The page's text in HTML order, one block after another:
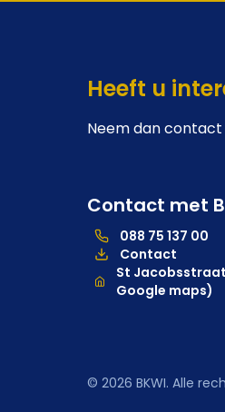
Heeft u
Neem dan
Contact met
088 75 137 00
088 75 137 00,
Contact
Locatie
St Jacobsstraat
Google maps)
© 2026 BKWI. Alle